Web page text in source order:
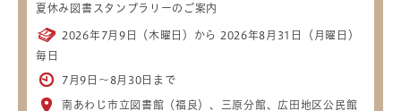
夏休み図書スタンプラリーのご案内
2026年7月9日（木曜日）から 2026年8月31日（月曜日）
毎日
7月9日～8月30日まで
南あわじ市立図書館（福良）、三原分館、広田地区公民館